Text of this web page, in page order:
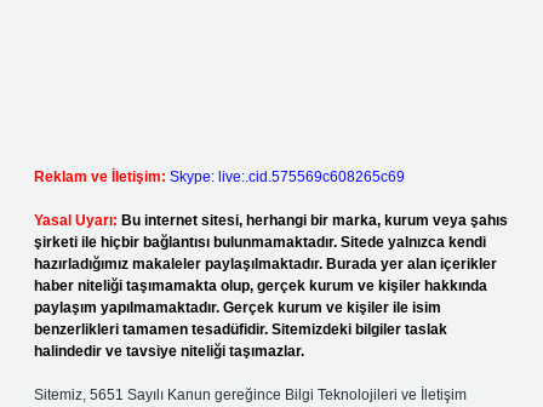
Reklam ve İletişim: Skype: live:.cid.575569c608265c69
Yasal Uyarı: Bu internet sitesi, herhangi bir marka, kurum veya şahıs
şirketi ile hiçbir bağlantısı bulunmamaktadır. Sitede yalnızca kendi
hazırladığımız makaleler paylaşılmaktadır. Burada yer alan içerikler
haber niteliği taşımamakta olup, gerçek kurum ve kişiler hakkında
paylaşım yapılmamaktadır. Gerçek kurum ve kişiler ile isim
benzerlikleri tamamen tesadüfidir. Sitemizdeki bilgiler taslak
halindedir ve tavsiye niteliği taşımazlar.
Sitemiz, 5651 Sayılı Kanun gereğince Bilgi Teknolojileri ve İletişim